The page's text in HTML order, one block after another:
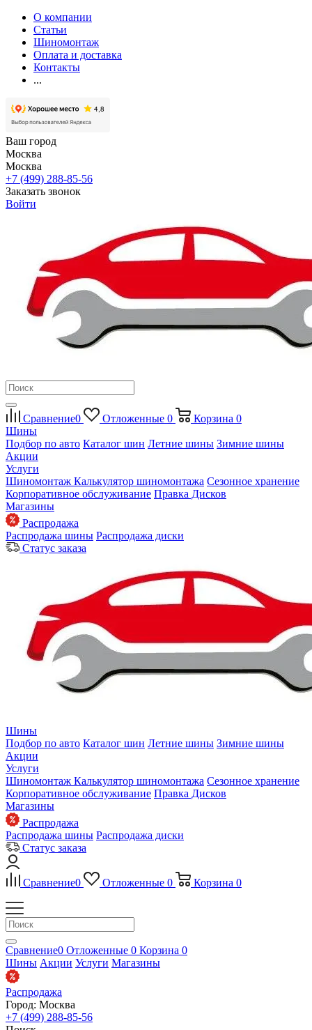
О компании
Статьи
Шиномонтаж
Оплата и доставка
Контакты
...
Ваш город
Москва
Москва
+7 (499) 288-85-56
Заказать звонок
Войти
Сравнение0 Отложенные 0 Корзина 0
Шины
Подбор по авто Каталог шин Летние шины Зимние шины
Акции
Услуги
Шиномонтаж Калькулятор шиномонтажа Сезонное хранение
Корпоративное обслуживание Правка Дисков
Магазины
Распродажа
Распродажа шины Распродажа диски
Статус заказа
Шины
Подбор по авто Каталог шин Летние шины Зимние шины
Акции
Услуги
Шиномонтаж Калькулятор шиномонтажа Сезонное хранение
Корпоративное обслуживание Правка Дисков
Магазины
Распродажа
Распродажа шины Распродажа диски
Статус заказа
Сравнение0 Отложенные 0 Корзина 0
Сравнение0 Отложенные 0 Корзина 0
Шины Акции Услуги Магазины
Распродажа
Город: Москва
+7 (499) 288-85-56